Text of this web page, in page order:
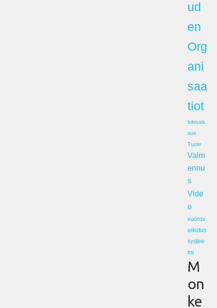
ud
en
Org
ani
saa
tiot
tulevais
uus
Tuote
Valm
ennu
s
Vide
o
vuorov
aikutus
systee
mi
M
on
ke